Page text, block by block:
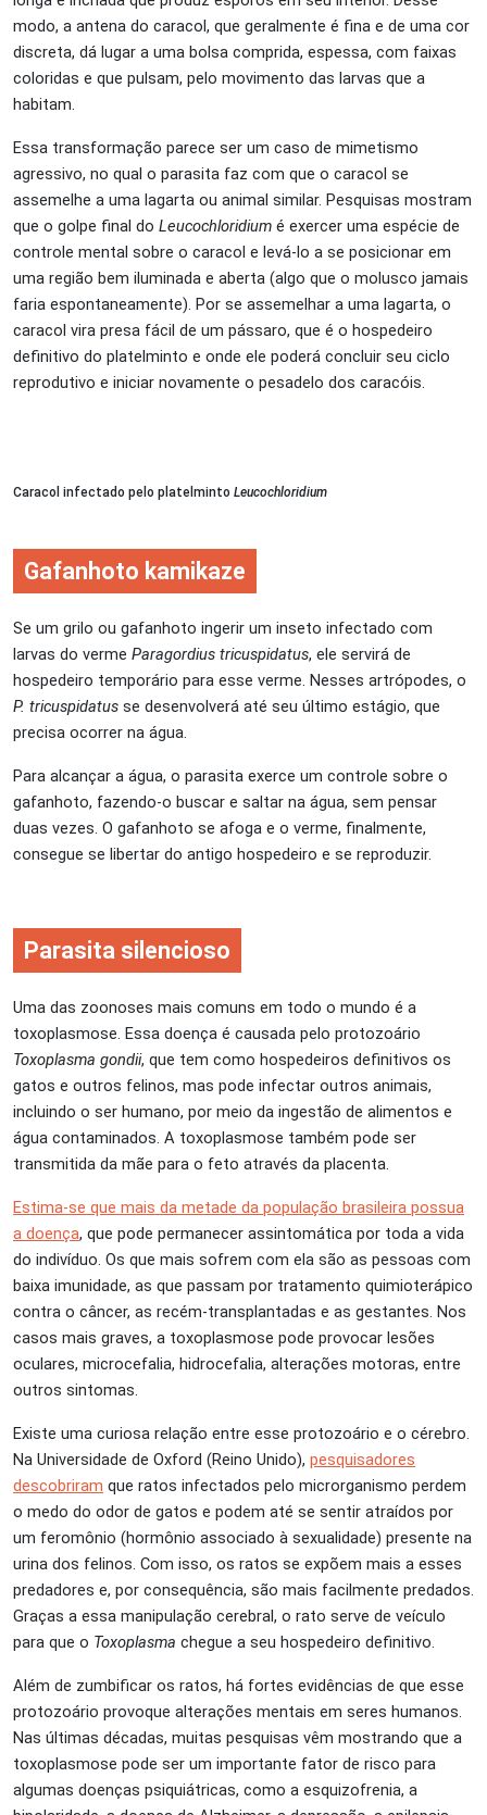
modo, a antena do caracol, que geralmente é fina e de uma cor
discreta, dá lugar a uma bolsa comprida, espessa, com faixas
coloridas e que pulsam, pelo movimento das larvas que a
habitam.
Essa transformação parece ser um caso de mimetismo
agressivo, no qual o parasita faz com que o caracol se
assemelhe a uma lagarta ou animal similar. Pesquisas mostram
que o golpe final do Leucochloridium é exercer uma espécie de
controle mental sobre o caracol e levá-lo a se posicionar em
uma região bem iluminada e aberta (algo que o molusco jamais
faria espontaneamente). Por se assemelhar a uma lagarta, o
caracol vira presa fácil de um pássaro, que é o hospedeiro
definitivo do platelminto e onde ele poderá concluir seu ciclo
reprodutivo e iniciar novamente o pesadelo dos caracóis.
Caracol infectado pelo platelminto Leucochloridium
Gafanhoto kamikaze
Se um grilo ou gafanhoto ingerir um inseto infectado com
larvas do verme Paragordius tricuspidatus, ele servirá de
hospedeiro temporário para esse verme. Nesses artrópodes, o
P. tricuspidatus se desenvolverá até seu último estágio, que
precisa ocorrer na água.
Para alcançar a água, o parasita exerce um controle sobre o
gafanhoto, fazendo-o buscar e saltar na água, sem pensar
duas vezes. O gafanhoto se afoga e o verme, finalmente,
consegue se libertar do antigo hospedeiro e se reproduzir.
Parasita silencioso
Uma das zoonoses mais comuns em todo o mundo é a
toxoplasmose. Essa doença é causada pelo protozoário
Toxoplasma gondii, que tem como hospedeiros definitivos os
gatos e outros felinos, mas pode infectar outros animais,
incluindo o ser humano, por meio da ingestão de alimentos e
água contaminados. A toxoplasmose também pode ser
transmitida da mãe para o feto através da placenta.
Estima-se que mais da metade da população brasileira possua
a doença, que pode permanecer assintomática por toda a vida
do indivíduo. Os que mais sofrem com ela são as pessoas com
baixa imunidade, as que passam por tratamento quimioterápico
contra o câncer, as recém-transplantadas e as gestantes. Nos
casos mais graves, a toxoplasmose pode provocar lesões
oculares, microcefalia, hidrocefalia, alterações motoras, entre
outros sintomas.
Existe uma curiosa relação entre esse protozoário e o cérebro.
Na Universidade de Oxford (Reino Unido), pesquisadores
descobriram que ratos infectados pelo microrganismo perdem
o medo do odor de gatos e podem até se sentir atraídos por
um feromônio (hormônio associado à sexualidade) presente na
urina dos felinos. Com isso, os ratos se expõem mais a esses
predadores e, por consequência, são mais facilmente predados.
Graças a essa manipulação cerebral, o rato serve de veículo
para que o Toxoplasma chegue a seu hospedeiro definitivo.
Além de zumbificar os ratos, há fortes evidências de que esse
protozoário provoque alterações mentais em seres humanos.
Nas últimas décadas, muitas pesquisas vêm mostrando que a
toxoplasmose pode ser um importante fator de risco para
algumas doenças psiquiátricas, como a esquizofrenia, a